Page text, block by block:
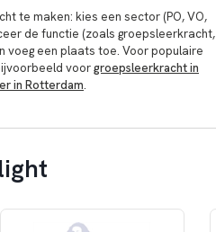
te maken: kies een sector (PO, VO,
de functie (zoals groepsleerkracht,
voeg een plaats toe. Voor populaire
voorgroepsleerkracht in
in Rotterdam.